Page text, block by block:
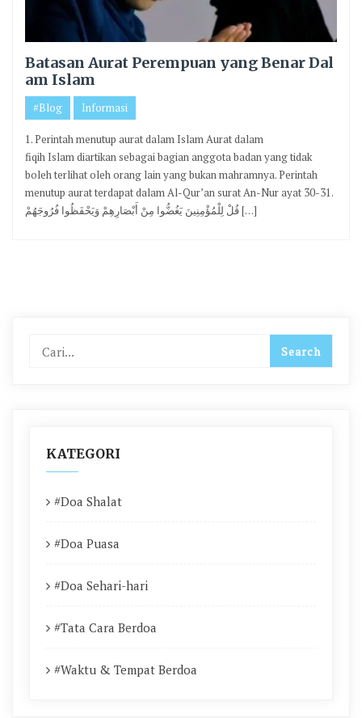
Batasan Aurat Perempuan yang Benar Dal
am Islam
#Blog Informasi
1. Perintah menutup aurat dalam Islam Aurat dalam
fiqih Islam diartikan sebagai bagian anggota badan yang tidak
boleh terlihat oleh orang lain yang bukan mahramnya. Perintah
menutup aurat terdapat dalam Al-Qur’an surat An-Nur ayat 30-31.
قُلْ لِلْمُؤْمِنِينَ يَغُضُّوا مِنْ أَبْصَارِهِمْ وَيَحْفَظُوا فُرُوجَهُمْ […]
KATEGORI
#Doa Shalat
#Doa Puasa
#Doa Sehari-hari
#Tata Cara Berdoa
#Waktu & Tempat Berdoa